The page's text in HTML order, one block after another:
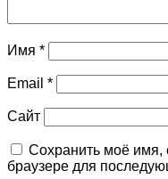
Имя *
Email *
Сайт
Сохранить моё имя,
браузере для